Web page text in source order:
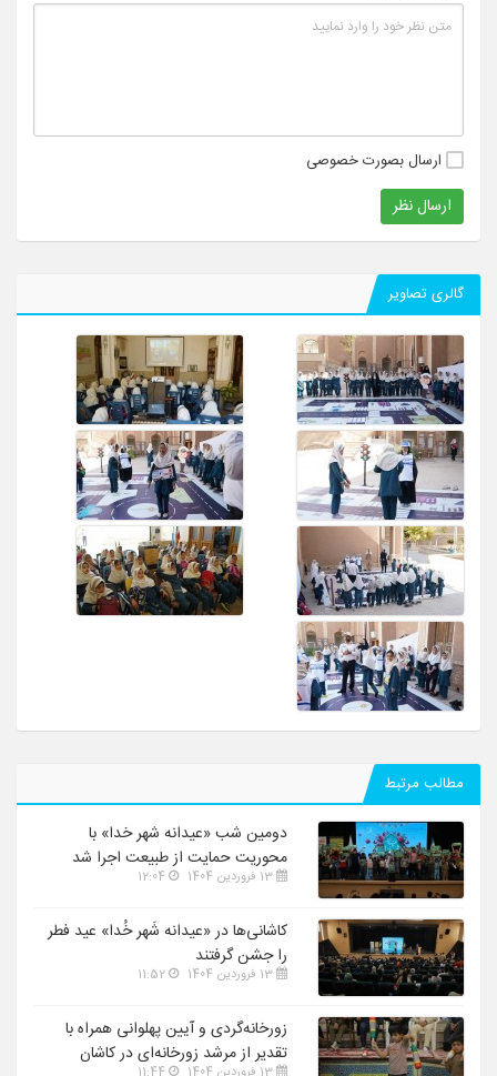
ارسال بصورت خصوصی
ارسال نظر
گالری تصاویر
مطالب مرتبط
دومین شب «عیدانه شهر خدا» با
محوریت حمایت از طبیعت اجرا شد
13 فروردین 1404
کاشانی‌ها در «عیدانه شَهر خُدا» عید فطر
را جشن گرفتند
13 فروردین 1404 11:52
زورخانه‌گردی و آیین پهلوانی همراه با
تقدیر از مرشد زورخانه‌ای در کاشان